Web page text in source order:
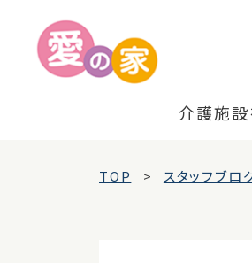
介護施設
TOP スタッフブロ